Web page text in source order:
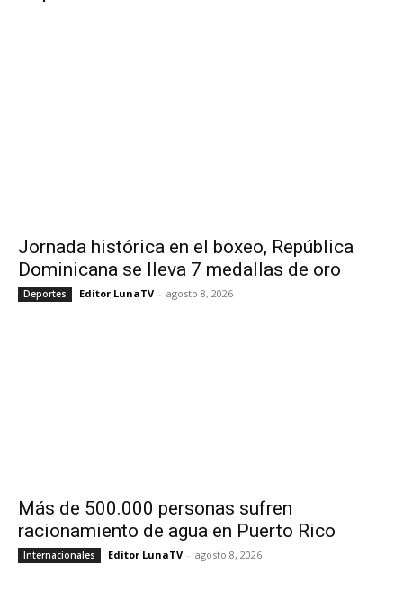
Jornada histórica en el boxeo, República
Dominicana se lleva 7 medallas de oro
Deportes Editor LunaTV - agosto 8, 2026
Más de 500.000 personas sufren
racionamiento de agua en Puerto Rico
Internacionales Editor LunaTV - agosto 8, 2026